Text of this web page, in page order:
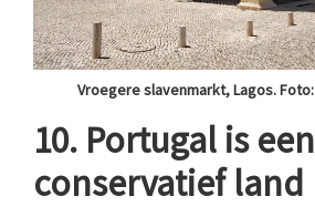
Vroegere slavenmarkt, Lagos. Foto:
10. Portugal is een
conservatief land